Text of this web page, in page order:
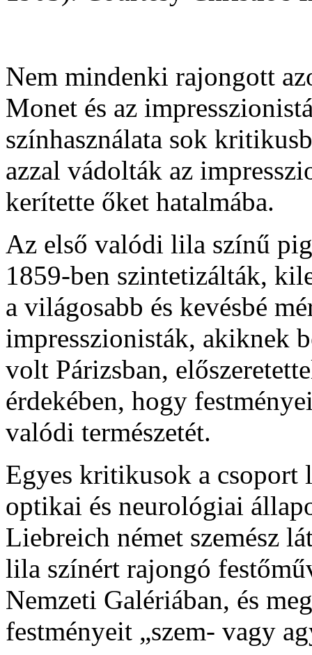
Nem mindenki rajongott
Monet és az
színhasználata sok
azzal vádolták az
kerítette őket hatalmába.
Az első valódi lila színű
1859-ben szintetizálták,
a világosabb és kevésbé
impresszionisták, akiknek
volt Párizsban,
érdekében, hogy
valódi természetét.
Egyes kritikusok a csoport
optikai és neurológiai
Liebreich német szemész
lila színért rajongó
Nemzeti Galériában, és
festményeit „szem- vagy